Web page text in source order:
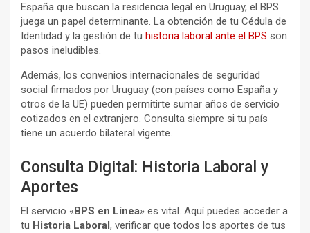
España que buscan la residencia legal en Uruguay, el BPS
juega un papel determinante. La obtención de tu Cédula de
Identidad y la gestión de tu historia laboral ante el BPS son
pasos ineludibles.
Además, los convenios internacionales de seguridad
social firmados por Uruguay (con países como España y
otros de la UE) pueden permitirte sumar años de servicio
cotizados en el extranjero. Consulta siempre si tu país
tiene un acuerdo bilateral vigente.
Consulta Digital: Historia Laboral y
Aportes
El servicio «BPS en Línea» es vital. Aquí puedes acceder a
tu Historia Laboral, verificar que todos los aportes de tus